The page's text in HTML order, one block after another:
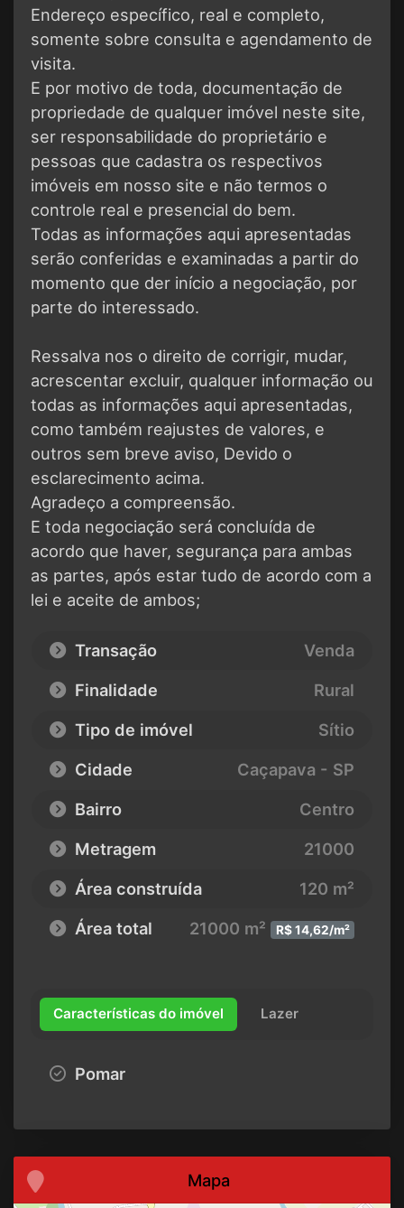
Endereço específico, real e completo,
somente sobre consulta e agendamento de
visita.
E por motivo de toda, documentação de
propriedade de qualquer imóvel neste site,
ser responsabilidade do proprietário e
pessoas que cadastra os respectivos
imóveis em nosso site e não termos o
controle real e presencial do bem.
Todas as informações aqui apresentadas
serão conferidas e examinadas a partir do
momento que der início a negociação, por
parte do interessado.
Ressalva nos o direito de corrigir, mudar,
acrescentar excluir, qualquer informação ou
todas as informações aqui apresentadas,
como também reajustes de valores, e
outros sem breve aviso, Devido o
esclarecimento acima.
Agradeço a compreensão.
E toda negociação será concluída de
acordo que haver, segurança para ambas
as partes, após estar tudo de acordo com a
lei e aceite de ambos;
Transação
Venda
Finalidade
Rural
Tipo de imóvel
Sítio
Cidade
Caçapava - SP
Bairro
Centro
Metragem
21000
Área construída
120 m²
Área total
21000 m² R$ 14,62/m²
Características do imóvel Lazer
Pomar
Mapa